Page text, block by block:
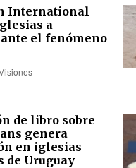
International
a
el fenómeno
de libro sobre
genera
en iglesias
de Uruguay